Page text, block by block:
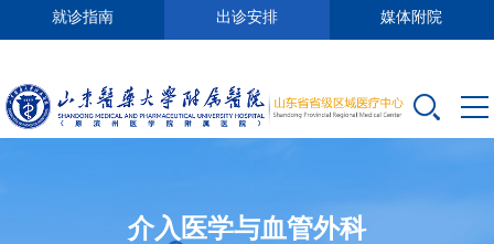
就诊指南 出诊安排 媒体附院
介入医学与血管外科